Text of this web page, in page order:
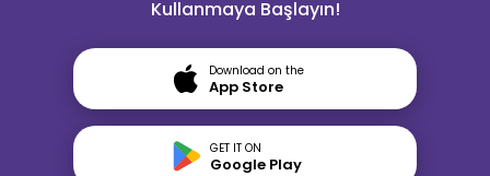
Kullanmaya Başlayın!
Download on the
App Store
GET IT ON
Google Play